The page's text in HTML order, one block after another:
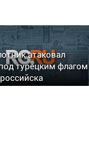
атаковал
турецким флагом